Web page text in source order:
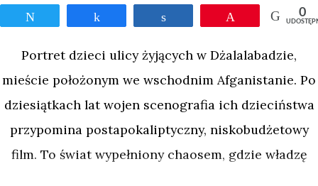
Przypnij 0
Portret dzieci ulicy żyjących w Dżalalabadzie,
mieście położonym we wschodnim Afganistanie. Po
dziesiątkach lat wojen scenografia ich dzieciństwa
przypomina postapokaliptyczny, niskobudżetowy
film. To świat wypełniony chaosem, gdzie władzę